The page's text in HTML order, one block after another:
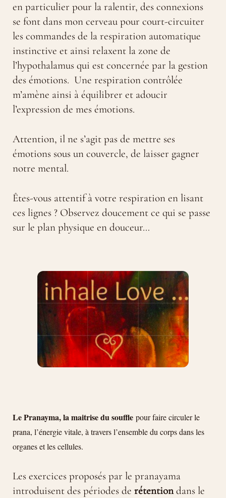
en particulier pour la ralentir, des connexions
se font dans mon cerveau pour court-circuiter
les commandes de la respiration automatique
instinctive et ainsi relaxent la zone de
l’hypothalamus qui est concernée par la gestion
des émotions. Une respiration contrôlée
m’amène ainsi à équilibrer et adoucir
l’expression de mes émotions.
Attention, il ne s’agit pas de mettre ses
émotions sous un couvercle, de laisser gagner
notre mental.
Êtes-vous attentif à votre respiration en lisant
ces lignes ? Observez doucement ce qui se passe
sur le plan physique en douceur…
Le Pranayma, la maitrise du souffle pour faire circuler le
prana, l’énergie vitale, à travers l’ensemble du corps dans les
organes et les cellules.
Les exercices proposés par le pranayama
introduisent des périodes de rétentiondans le